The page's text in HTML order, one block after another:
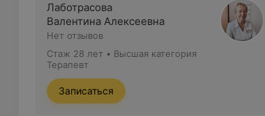
Лаботрасова
Валентина Алексеевна
Нет отзывов
Стаж 28 лет • Высшая категория
Терапевт
Записаться